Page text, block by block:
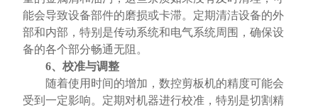
能会导致设备部件的磨损或卡滞。定期清洁设备的外
部和内部，特别是传动系统和电气系统周围，确保设
备的各个部分畅通无阻。
6、校准与调整
随着使用时间的增加，数控剪板机的精度可能会
受到一定影响。定期对机器进行校准，特别是切割精